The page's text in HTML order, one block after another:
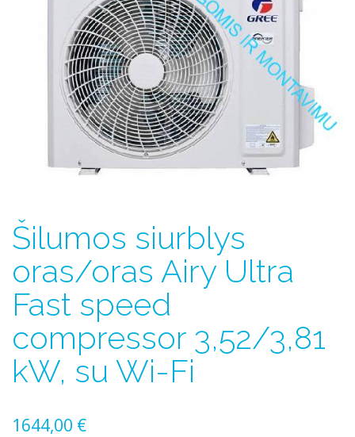
Šilumos siurblys
oras/oras Airy Ultra
Fast speed
compressor 3,52/3,81
kW, su Wi-Fi
1644,00 €